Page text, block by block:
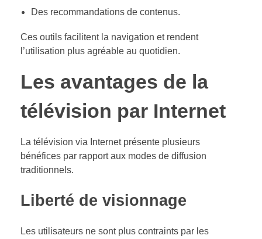
Des recommandations de contenus.
Ces outils facilitent la navigation et rendent
l’utilisation plus agréable au quotidien.
Les avantages de la
télévision par Internet
La télévision via Internet présente plusieurs
bénéfices par rapport aux modes de diffusion
traditionnels.
Liberté de visionnage
Les utilisateurs ne sont plus contraints par les